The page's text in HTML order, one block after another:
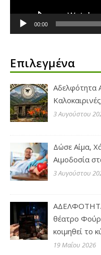
00:00
Επιλεγμένα
Αδελφότητα
3 Αυγούστου
Δώσε Αίμα,
Αιμοδοσία
3 Αυγούστου
θέατρο
κοιμηθεί το
19 Μαΐου 2026